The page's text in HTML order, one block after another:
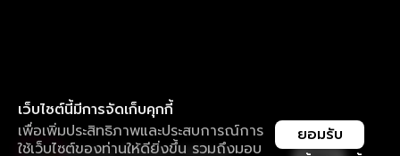
เว็บไซต์นี้มีการจัดเก็บคุกกี้
เพื่อเพิ่มประสิทธิภาพและประสบการณ์การ
ใช้เว็บไซต์ของท่านให้ดียิ่งขึ้น รวมถึงมอบ
ยอมรับ